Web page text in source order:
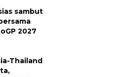
sambut
2027
Thailand